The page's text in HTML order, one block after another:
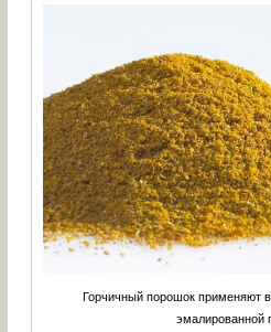
Горчичный порошок применяют
эмалированной